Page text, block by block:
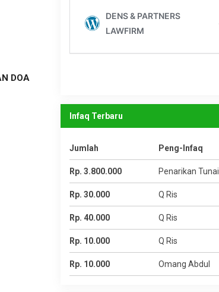
DOA
Infaq Terbaru
Jumlah Peng-Infaq
Rp. 3.800.000 Penarikan Tunai
Rp. 30.000 Q Ris
Rp. 40.000 Q Ris
Rp. 10.000 Q Ris
Rp. 10.000 Omang Abdul